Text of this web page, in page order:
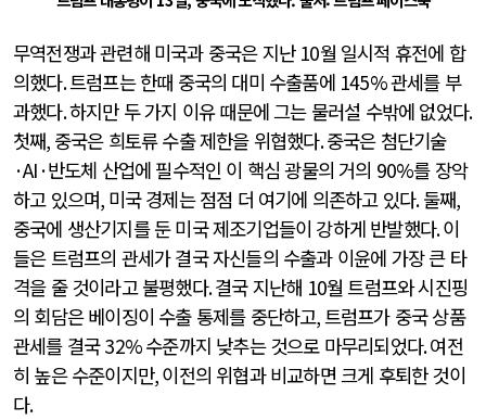
무역전쟁과 관련해 미국과 중국은 지난 10월 일시적 휴전에 합
의했다.트럼프는 한때 중국의 대미 수출품에 145%관세를 부
과했다.하지만 두 가지 이유 때문에 그는 물러설 수밖에 없었다.
첫째, 중국은 희토류 수출 제한을 위협했다.중국은 첨단기술
·AI·반도체 산업에 필수적인 이 핵심 광물의 거의 90%를 장악
하고 있으며, 미국 경제는 점점 더 여기에 의존하고 있다.둘째,
중국에 생산기지를 둔 미국 제조기업들이 강하게 반발했다.이
들은 트럼프의 관세가 결국 자신들의 수출과 이윤에 가장 큰 타
격을 줄 것이라고 불평했다.결국 지난해 10월 트럼프와 시진핑
의 회담은 베이징이 수출 통제를 중단하고,트럼프가 중국 상품
관세를 결국32%수준까지 낮추는 것으로 마무리되었다.여전
히 높은 수준이지만,이전의 위협과 비교하면 크게 후퇴한 것이
다.